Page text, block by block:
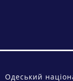
Одеський